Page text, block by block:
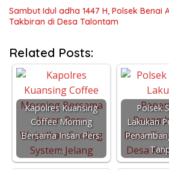
Sambut Idul adha 1447 H, Polsek Benai
Takbiran di Desa Talontam
Related Posts:
Kapolres Kuansing
Coffee Morning
Bersama Insan Pers:
…
Polsek
Lakukan